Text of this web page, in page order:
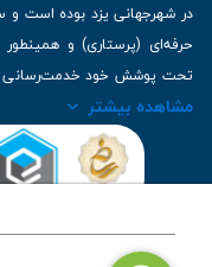
در شهرجهانی یزد بوده است و
حرفه‌ای (پرستاری) و همینطور
تحت پوشش خود خدمت‌رسانی
برترین برندهای موجود در بازار
| تلفن تماس : 36333383-035 | ایمیل: Info@Sib115.com
مشاهده بیشتر